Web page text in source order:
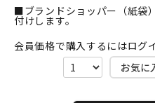
■ブランドショッパー（紙袋
付けします。
会員価格で購入するにはログ
お気に